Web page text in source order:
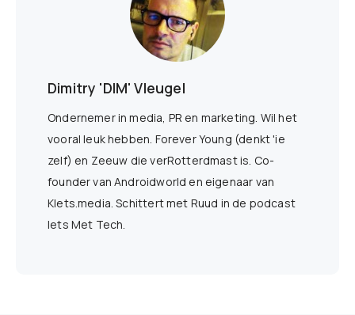
Dimitry 'DIM' Vleugel
Ondernemer in media, PR en marketing. Wil het
vooral leuk hebben. Forever Young (denkt 'ie
zelf) en Zeeuw die verRotterdmast is. Co-
founder van Androidworld en eigenaar van
Klets.media. Schittert met Ruud in de podcast
Iets Met Tech.